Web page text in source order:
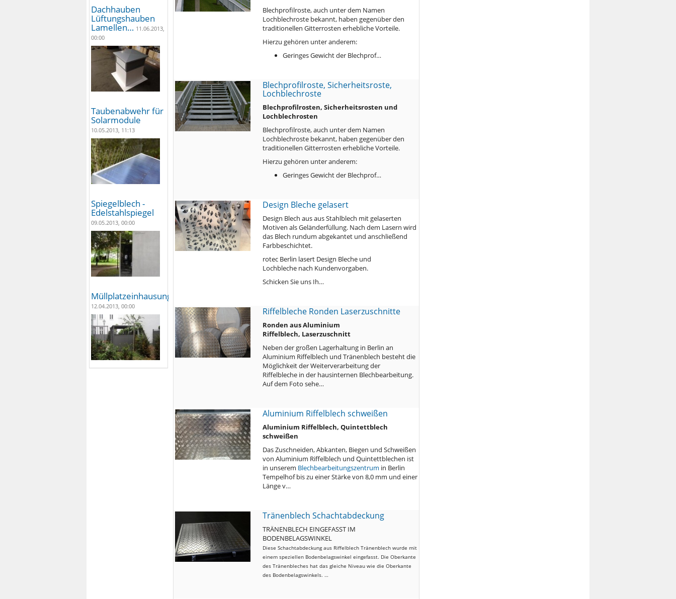
Dachhauben
Lüftungshauben
Lamellen… 11.06.2013,
00:00
Taubenabwehr für
Solarmodule
10.05.2013, 11:13
Spiegelblech -
Edelstahlspiegel
09.05.2013, 00:00
Müllplatzeinhausungen
12.04.2013, 00:00
Blechprofilroste, auch unter dem Namen
Lochblechroste bekannt, haben gegenüber den
traditionellen Gitterrosten erhebliche Vorteile.
Hierzu gehören unter anderem:
Geringes Gewicht der Blechprof…
Blechprofilroste, Sicherheitsroste,
Lochblechroste
Blechprofilrosten, Sicherheitsrosten und
Lochblechrosten
Blechprofilroste, auch unter dem Namen
Lochblechroste bekannt, haben gegenüber den
traditionellen Gitterrosten erhebliche Vorteile.
Hierzu gehören unter anderem:
Geringes Gewicht der Blechprof…
Design Bleche gelasert
Design Blech aus aus Stahlblech mit gelaserten
Motiven als Geländerfüllung. Nach dem Lasern wird
das Blech rundum abgekantet und anschließend
Farbbeschichtet.
rotec Berlin lasert Design Bleche und
Lochbleche nach Kundenvorgaben.
Schicken Sie uns Ih…
Riffelbleche Ronden Laserzuschnitte
Ronden aus Aluminium
Riffelblech, Laserzuschnitt
Neben der großen Lagerhaltung in Berlin an
Aluminium Riffelblech und Tränenblech besteht die
Möglichkeit der Weiterverarbeitung der
Riffelbleche in der hausinternen Blechbearbeitung.
Auf dem Foto sehe…
Aluminium Riffelblech schweißen
Aluminium Riffelblech, Quintettblech
schweißen
Das Zuschneiden, Abkanten, Biegen und Schweißen
von Aluminium Riffelblech und Quintettblechen ist
in unserem Blechbearbeitungszentrum in Berlin
Tempelhof bis zu einer Stärke von 8,0 mm und einer
Länge v…
Tränenblech Schachtabdeckung
TRÄNENBLECH EINGEFASST IM
BODENBELAGSWINKEL
Diese Schachtabdeckung aus Riffelblech Tränenblech wurde mit
einem speziellen Bodenbelagswinkel eingefasst. Die Oberkante
des Tränenbleches hat das gleiche Niveau wie die Oberkante
des Bodenbelagswinkels. …